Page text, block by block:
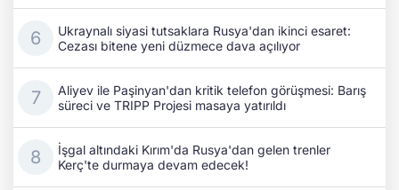
Ukraynalı siyasi tutsaklara Rusya'dan ikinci esaret:
Cezası bitene yeni düzmece dava açılıyor
Aliyev ile Paşinyan'dan kritik telefon görüşmesi: Barış
süreci ve TRIPP Projesi masaya yatırıldı
İşgal altındaki Kırım'da Rusya'dan gelen trenler
Kerç'te durmaya devam edecek!